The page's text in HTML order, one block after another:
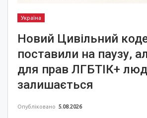
Україна
Новий Цивільний
поставили на паузу,
для прав ЛГБТІК+
залишається
Опубліковано 5.08.2026